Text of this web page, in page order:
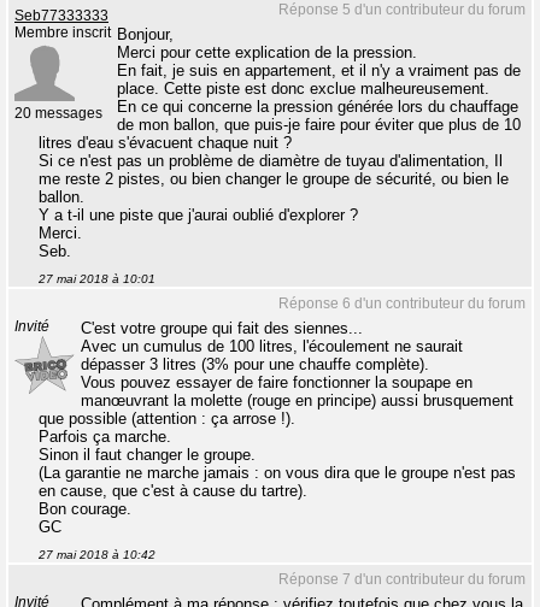
Réponse 5 d'un contributeur du forum
Seb77333333
Membre inscrit
20 messages
Bonjour,
Merci pour cette explication de la pression.
En fait, je suis en appartement, et il n'y a vraiment pas de
place. Cette piste est donc exclue malheureusement.
En ce qui concerne la pression générée lors du chauffage
de mon ballon, que puis-je faire pour éviter que plus de 10
litres d'eau s'évacuent chaque nuit ?
Si ce n'est pas un problème de diamètre de tuyau d'alimentation, Il
me reste 2 pistes, ou bien changer le groupe de sécurité, ou bien le
ballon.
Y a t-il une piste que j'aurai oublié d'explorer ?
Merci.
Seb.
27 mai 2018 à 10:01
Réponse 6 d'un contributeur du forum
Invité
C'est votre groupe qui fait des siennes...
Avec un cumulus de 100 litres, l'écoulement ne saurait
dépasser 3 litres (3% pour une chauffe complète).
Vous pouvez essayer de faire fonctionner la soupape en
manœuvrant la molette (rouge en principe) aussi brusquement
que possible (attention : ça arrose !).
Parfois ça marche.
Sinon il faut changer le groupe.
(La garantie ne marche jamais : on vous dira que le groupe n'est pas
en cause, que c'est à cause du tartre).
Bon courage.
GC
27 mai 2018 à 10:42
Réponse 7 d'un contributeur du forum
Invité